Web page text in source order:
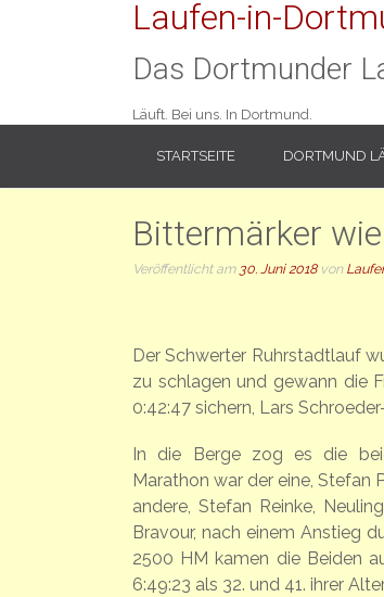
Laufen-in-
Das Dortmunder
Läuft. Bei uns. In Dortmund.
STARTSEITE DORTMUND
Bittermärker
Veröffentlicht am 30. Juni 2018von
Der Schwerter Ruhrstadtlauf
zu schlagen und gewann die
0:42:47 sichern, Lars
In die Berge zog es die
Marathon war der eine, Stefan
andere, Stefan Reinke,
Bravour, nach einem Anstieg
2500 HM kamen die Beiden
6:49:23 als 32. und 41. ihrer